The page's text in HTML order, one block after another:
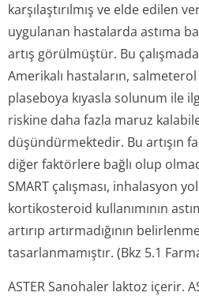
karşılaştırılmış ve elde edilen
uygulanan hastalarda astıma
artış görülmüştür. Bu
Amerikalı hastaların, salmeterol
plaseboya kıyasla solunum ile
riskine daha fazla maruz
düşündürmektedir. Bu artışın
diğer faktörlere bağlı olup
SMART çalışması, inhalasyon
kortikosteroid kullanımının
artırıp artırmadığının
tasarlanmamıştır. (Bkz 5.1
ASTER Sanohaler laktoz içerir.